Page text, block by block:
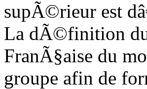
supÃ©rieur est
La dÃ©finition
FranÃ§aise du
groupe afin de